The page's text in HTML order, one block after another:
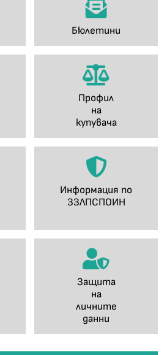
Бюлетини
Профил
на
купувача
Информация по
ЗЗЛПСПОИН
Защита
на
личните
данни